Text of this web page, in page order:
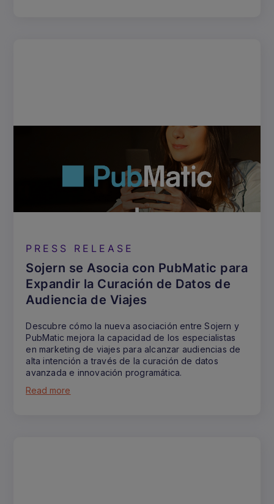
PRESS RELEASE
Sojern se Asocia con PubMatic para
Expandir la Curación de Datos de
Audiencia de Viajes
Descubre cómo la nueva asociación entre Sojern y
PubMatic mejora la capacidad de los especialistas
en marketing de viajes para alcanzar audiencias de
alta intención a través de la curación de datos
avanzada e innovación programática.
Read more